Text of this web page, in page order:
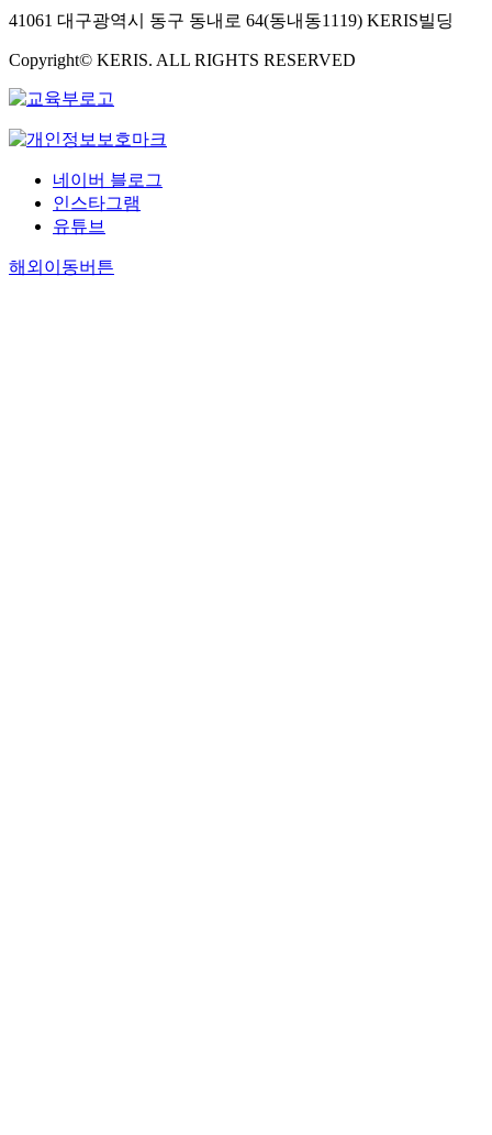
41061 대구광역시 동구 동내로 64(동내동1119) KERIS빌딩
Copyright© KERIS. ALL RIGHTS RESERVED
네이버 블로그
인스타그램
유튜브
해외이동버튼